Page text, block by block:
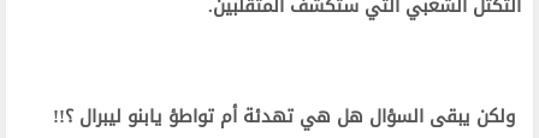
ولكن يبقى السؤال هل هي تهدئة أم تواطؤ يابنو ليبرال ؟!!